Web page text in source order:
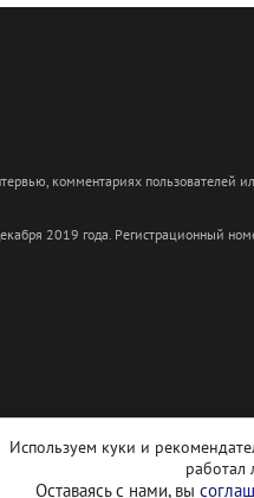
комментариях пользователей
2019 года. Регистрационный
Используем куки и
работал
Оставаясь с нами, вы